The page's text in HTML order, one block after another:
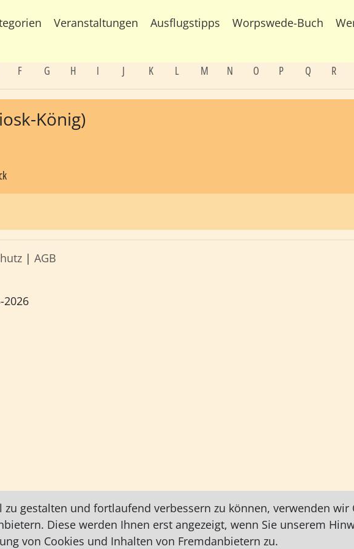
Veranstaltungen Ausflugstipps Worpswede-Buch
F G H I J K L M N O P Q R
König)
| AGB
2026
gestalten und fortlaufend verbessern zu können, verwenden wir
Diese werden Ihnen erst angezeigt, wenn Sie unserem
von Cookies und Inhalten von Fremdanbietern zu.